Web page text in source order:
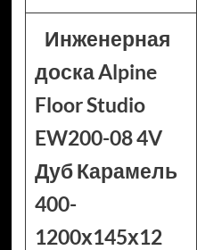
Инженерная
доска Alpine
Floor Studio
EW200-08 4V
Дуб Карамель
400-
1200х145х12